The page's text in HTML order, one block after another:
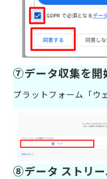
⑦データ収集を開
プラットフォーム「ウ
⑧データ ストリー